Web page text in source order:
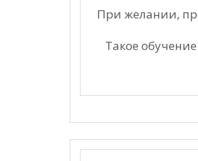
При желании,
Такое